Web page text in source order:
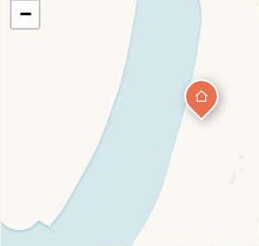
−